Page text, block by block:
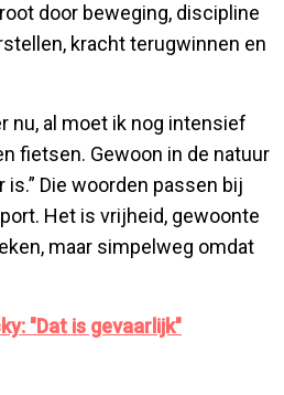
door beweging, discipline
kracht terugwinnen en
nu, al moet ik nog intensief
fietsen. Gewoon in de natuur
Die woorden passen bij
Het is vrijheid, gewoonte
maar simpelweg omdat
"Dat is gevaarlijk"